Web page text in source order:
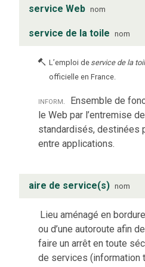
service Web nom
service de la toile nom
L’emploi de service de la
officielle en France.
inform.
Ensemble de
le Web par l’entremise
standardisés, destinées
entre applications.
aire de service(s) nom
Lieu aménagé en
ou d’une autoroute afin
faire un arrêt en toute
de services (information